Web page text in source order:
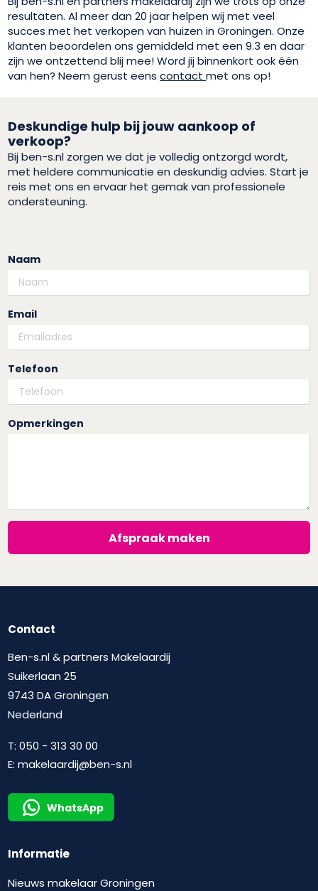
resultaten. Al meer dan 20 jaar helpen wij met veel
succes met het verkopen van huizen in Groningen. Onze
klanten beoordelen ons gemiddeld met een 9.3 en daar
zijn we ontzettend blij mee! Word jij binnenkort ook één
van hen? Neem gerust eenscontactmet ons op!
Deskundige hulp bij jouw aankoop of
verkoop?
Bij ben-s.nl zorgen we dat je volledig ontzorgd wordt,
met heldere communicatie en deskundig advies. Start je
reis met ons en ervaar het gemak van professionele
ondersteuning.
Naam
Email
Telefoon
Opmerkingen
Afspraak maken
Contact
Ben-s.nl & partners Makelaardij
Suikerlaan 25
9743 DA Groningen
Nederland
T:050 - 313 30 00
E:makelaardij@ben-s.nl
WhatsApp
Informatie
Nieuws makelaar Groningen